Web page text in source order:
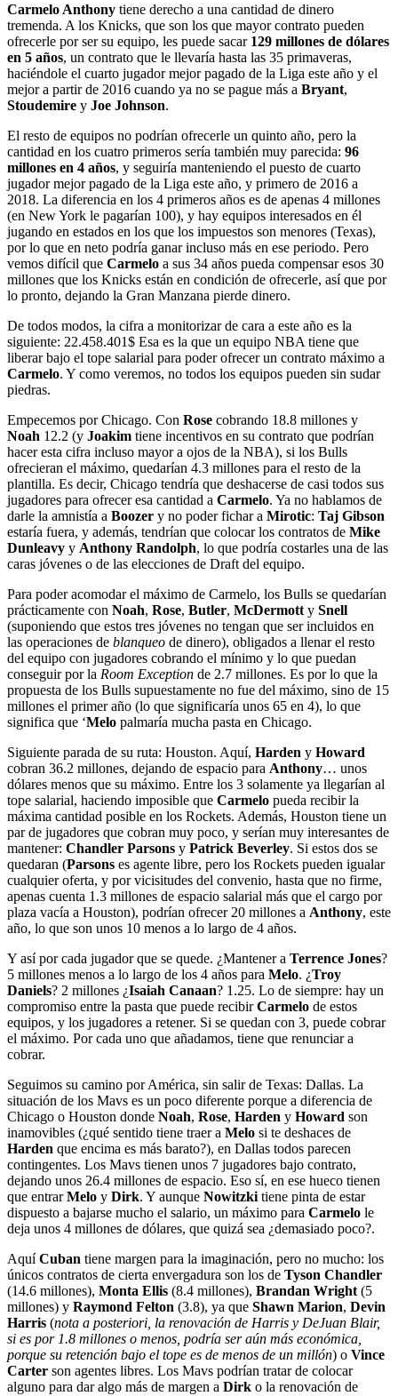
Carmelo Anthony tiene derecho a una cantidad de dinero
tremenda. A los Knicks, que son los que mayor contrato pueden
ofrecerle por ser su equipo, les puede sacar 129 millones de dólares
en 5 años, un contrato que le llevaría hasta las 35 primaveras,
haciéndole el cuarto jugador mejor pagado de la Liga este año y el
mejor a partir de 2016 cuando ya no se pague más a Bryant,
Stoudemire y Joe Johnson.
El resto de equipos no podrían ofrecerle un quinto año, pero la
cantidad en los cuatro primeros sería también muy parecida: 96
millones en 4 años, y seguiría manteniendo el puesto de cuarto
jugador mejor pagado de la Liga este año, y primero de 2016 a
2018. La diferencia en los 4 primeros años es de apenas 4 millones
(en New York le pagarían 100), y hay equipos interesados en él
jugando en estados en los que los impuestos son menores (Texas),
por lo que en neto podría ganar incluso más en ese periodo. Pero
vemos difícil que Carmelo a sus 34 años pueda compensar esos 30
millones que los Knicks están en condición de ofrecerle, así que por
lo pronto, dejando la Gran Manzana pierde dinero.
De todos modos, la cifra a monitorizar de cara a este año es la
siguiente: 22.458.401$ Esa es la que un equipo NBA tiene que
liberar bajo el tope salarial para poder ofrecer un contrato máximo a
Carmelo. Y como veremos, no todos los equipos pueden sin sudar
piedras.
Empecemos por Chicago. Con Rose cobrando 18.8 millones y
Noah 12.2 (y Joakim tiene incentivos en su contrato que podrían
hacer esta cifra incluso mayor a ojos de la NBA), si los Bulls
ofrecieran el máximo, quedarían 4.3 millones para el resto de la
plantilla. Es decir, Chicago tendría que deshacerse de casi todos sus
jugadores para ofrecer esa cantidad a Carmelo. Ya no hablamos de
darle la amnistía a Boozer y no poder fichar a Mirotic: Taj Gibson
estaría fuera, y además, tendrían que colocar los contratos de Mike
Dunleavy y Anthony Randolph, lo que podría costarles una de las
caras jóvenes o de las elecciones de Draft del equipo.
Para poder acomodar el máximo de Carmelo, los Bulls se quedarían
prácticamente con Noah, Rose, Butler, McDermott y Snell
(suponiendo que estos tres jóvenes no tengan que ser incluidos en
las operaciones de blanqueo de dinero), obligados a llenar el resto
del equipo con jugadores cobrando el mínimo y lo que puedan
conseguir por la Room Exception de 2.7 millones. Es por lo que la
propuesta de los Bulls supuestamente no fue del máximo, sino de 15
millones el primer año (lo que significaría unos 65 en 4), lo que
significa que ‘Melo palmaría mucha pasta en Chicago.
Siguiente parada de su ruta: Houston. Aquí, Harden y Howard
cobran 36.2 millones, dejando de espacio para Anthony… unos
dólares menos que su máximo. Entre los 3 solamente ya llegarían al
tope salarial, haciendo imposible que Carmelo pueda recibir la
máxima cantidad posible en los Rockets. Además, Houston tiene un
par de jugadores que cobran muy poco, y serían muy interesantes de
mantener: Chandler Parsons y Patrick Beverley. Si estos dos se
quedaran (Parsons es agente libre, pero los Rockets pueden igualar
cualquier oferta, y por vicisitudes del convenio, hasta que no firme,
apenas cuenta 1.3 millones de espacio salarial más que el cargo por
plaza vacía a Houston), podrían ofrecer 20 millones a Anthony, este
año, lo que son unos 10 menos a lo largo de 4 años.
Y así por cada jugador que se quede. ¿Mantener a Terrence Jones?
5 millones menos a lo largo de los 4 años para Melo. ¿Troy
Daniels? 2 millones ¿Isaiah Canaan? 1.25. Lo de siempre: hay un
compromiso entre la pasta que puede recibirCarmelo de estos
equipos, y los jugadores a retener. Si se quedan con 3, puede cobrar
el máximo. Por cada uno que añadamos, tiene que renunciar a
cobrar.
Seguimos su camino por América, sin salir de Texas: Dallas. La
situación de los Mavs es un poco diferente porque a diferencia de
Chicago o Houston donde Noah, Rose, Harden y Howard son
inamovibles (¿qué sentido tiene traer a Melo si te deshaces de
Harden que encima es más barato?), en Dallas todos parecen
contingentes. Los Mavs tienen unos 7 jugadores bajo contrato,
dejando unos 26.4 millones de espacio. Eso sí, en ese hueco tienen
que entrarMelo y Dirk. Y aunque Nowitzki tiene pinta de estar
dispuesto a bajarse mucho el salario, un máximo para Carmelo le
deja unos 4 millones de dólares, que quizá sea ¿demasiado poco?.
AquíCuban tiene margen para la imaginación, pero no mucho: los
únicos contratos de cierta envergadura son los de Tyson Chandler
(14.6 millones), Monta Ellis (8.4 millones), Brandan Wright (5
millones) y Raymond Felton (3.8), ya que Shawn Marion, Devin
Harris (nota a posteriori, la renovación de Harris y DeJuan Blair,
si es por 1.8 millones o menos, podría ser aún más económica,
porque su retención bajo el tope es de menos de un millón) o Vince
Carter son agentes libres. Los Mavs podrían tratar de colocar
alguno para dar algo más de margen a Dirk o la renovación de